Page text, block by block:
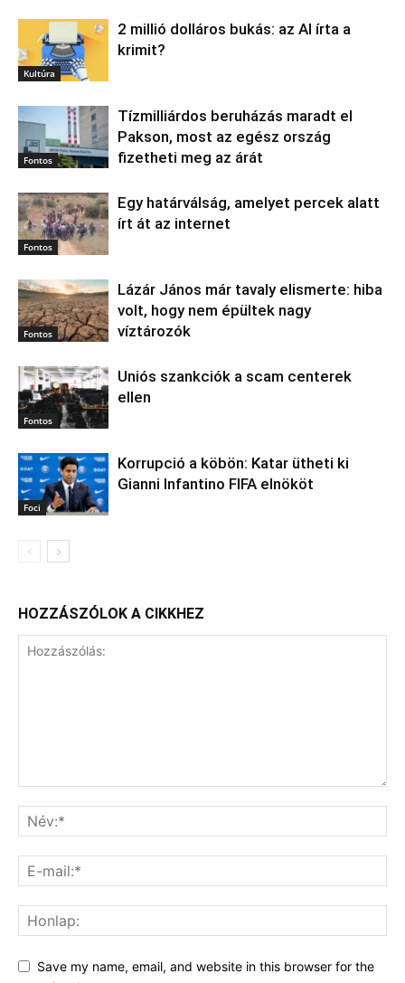
Kultúra
2 millió dolláros bukás: az AI írta a
krimit?
Fontos
Tízmilliárdos beruházás maradt el
Pakson, most az egész ország
fizetheti meg az árát
Fontos
Egy határválság, amelyet percek alatt
írt át az internet
Fontos
Lázár János már tavaly elismerte: hiba
volt, hogy nem épültek nagy
víztározók
Fontos
Uniós szankciók a scam centerek
ellen
Foci
Korrupció a köbön: Katar ütheti ki
Gianni Infantino FIFA elnököt
HOZZÁSZÓLOK A CIKKHEZ
Save my name, email, and website in this browser for the